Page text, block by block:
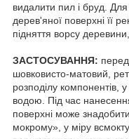
видалити пил і бруд.
дерев'яної поверхні її
підняття ворсу
ЗАСТОСУВАННЯ:
шовковисто-матовий,
розподілу компонентів,
водою. Під час
поверхні може
мокрому», у міру